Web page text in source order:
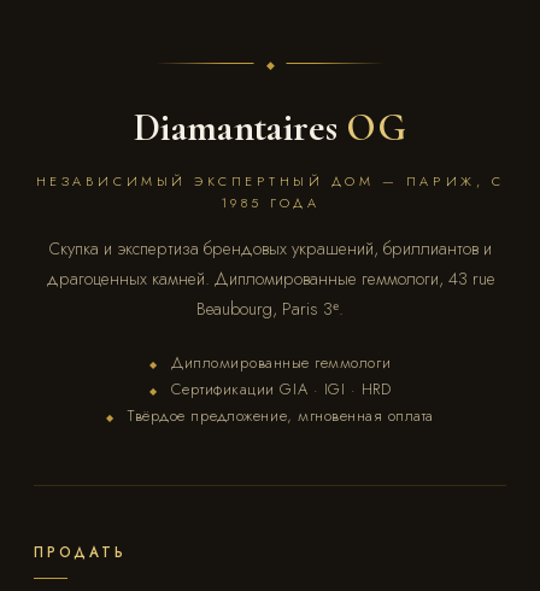
Diamantaires OG
НЕЗАВИСИМЫЙ ЭКСПЕРТНЫЙ ДОМ — ПАРИЖ, С
1985 ГОДА
Скупка и экспертиза брендовых украшений, бриллиантов и
драгоценных камней. Дипломированные геммологи, 43 rue
Beaubourg, Paris 3ᵉ.
◆ Дипломированные геммологи
◆ Сертификации GIA · IGI · HRD
◆ Твёрдое предложение, мгновенная оплата
ПРОДАТЬ